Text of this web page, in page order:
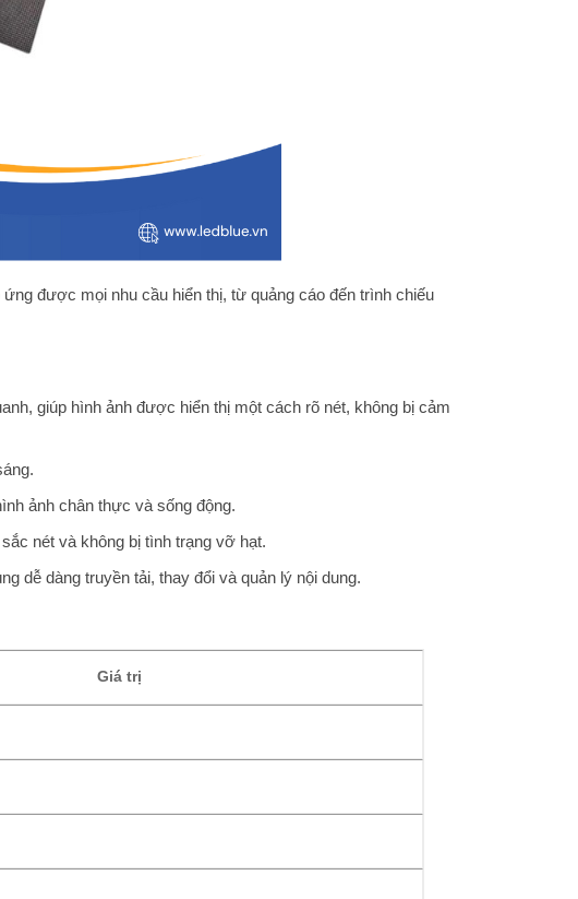
được mọi nhu cầu hiển thị, từ quảng cáo đến trình chiếu
giúp hình ảnh được hiển thị một cách rõ nét, không bị cảm
ảnh chân thực và sống động.
nét và không bị tình trạng vỡ hạt.
dễ dàng truyền tải, thay đổi và quản lý nội dung.
Giá trị